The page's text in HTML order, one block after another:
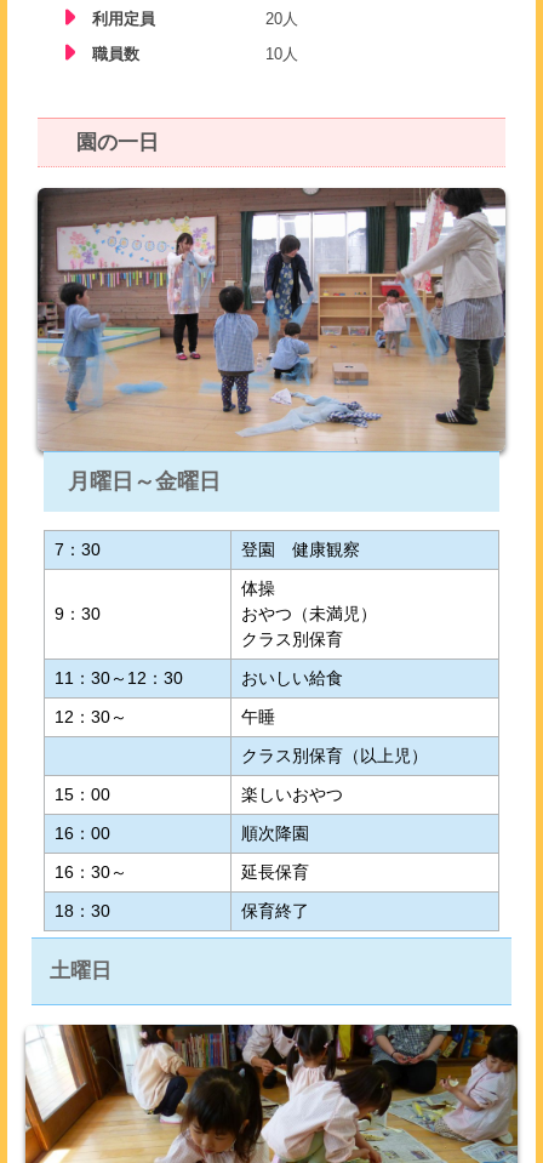
利用定員 20人
職員数10人
園の一日
月曜日～金曜日
7：30 登園 健康観察
9：30
体操
おやつ（未満児）
クラス別保育
11：30～12：30
おいしい給食
12：30～
午睡
クラス別保育（以上児）
15：00
楽しいおやつ
16：00
順次降園
16：30～
延長保育
18：30
保育終了
土曜日